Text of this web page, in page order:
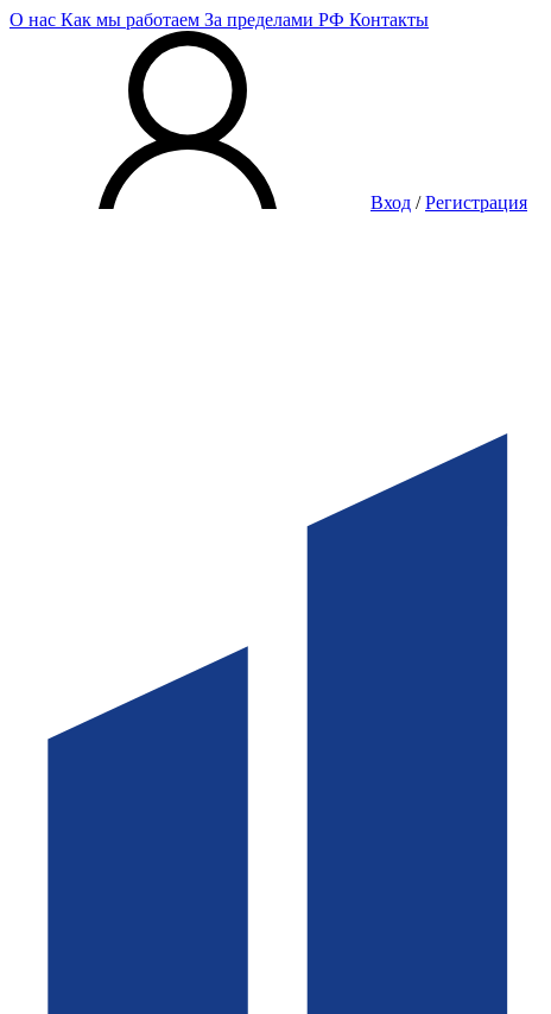
О нас Как мы работаем За пределами РФ Контакты
Вход /Регистрация